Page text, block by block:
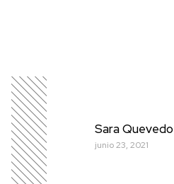
Sara Quevedo
junio 23, 2021